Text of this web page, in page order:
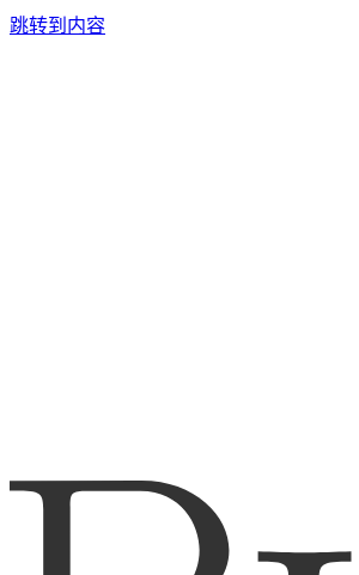
跳转到内容